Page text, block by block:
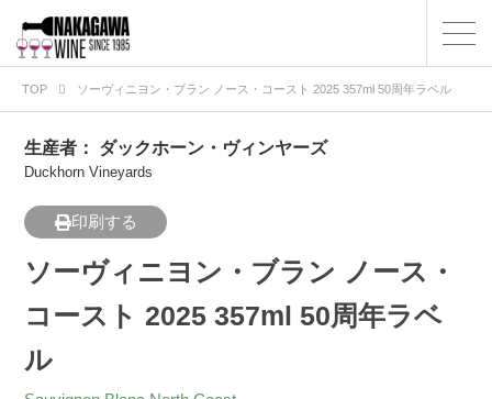
TOP ソーヴィニヨン・ブラン ノース・コースト 2025 357ml 50周年ラベル
生産者： ダックホーン・ヴィンヤーズ
Duckhorn Vineyards
印刷する
ソーヴィニヨン・ブラン ノース・
コースト 2025 357ml 50周年ラベ
ル